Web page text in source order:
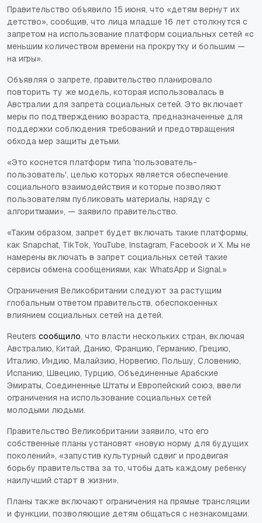
Правительство объявило 15 июня, что «детям вернут их
детство», сообщив, что лица младше 16 лет столкнутся с
запретом на использование платформ социальных сетей «с
меньшим количеством времени на прокрутку и большим —
на игры».
Объявляя о запрете, правительство планировало
повторить ту же модель, которая использовалась в
Австралии для запрета социальных сетей. Это включает
меры по подтверждению возраста, предназначенные для
поддержки соблюдения требований и предотвращения
обхода мер защиты детьми.
«Это коснется платформ типа 'пользователь-
пользователь', целью которых является обеспечение
социального взаимодействия и которые позволяют
пользователям публиковать материалы, наряду с
алгоритмами», — заявило правительство.
«Таким образом, запрет будет включать такие платформы,
как Snapchat, TikTok, YouTube, Instagram, Facebook и X. Мы не
намерены включать в запрет социальных сетей такие
сервисы обмена сообщениями, как WhatsApp и Signal.»
Ограничения Великобритании следуют за растущим
глобальным ответом правительств, обеспокоенных
влиянием социальных сетей на детей.
Reuters сообщило, что власти нескольких стран, включая
Австралию, Китай, Данию, Францию, Германию, Грецию,
Италию, Индию, Малайзию, Норвегию, Польшу, Словению,
Испанию, Швецию, Турцию, Объединенные Арабские
Эмираты, Соединенные Штаты и Европейский союз, ввели
ограничения на использование социальных сетей
молодыми людьми.
Правительство Великобритании заявило, что его
собственные планы установят «новую норму для будущих
поколений», «запустив культурный сдвиг и продвигая
борьбу правительства за то, чтобы дать каждому ребенку
наилучший старт в жизни».
Планы также включают ограничения на прямые трансляции
и функции, позволяющие детям общаться с незнакомцами.